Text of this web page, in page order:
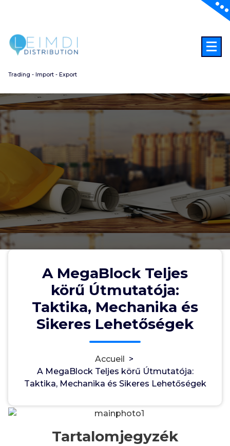
Trading - Import - Export
A MegaBlock Teljes
körű Útmutatója:
Taktika, Mechanika és
Sikeres Lehetőségek
Accueil
>
A MegaBlock Teljes körű Útmutatója:
Taktika, Mechanika és Sikeres Lehetőségek
A MegaBlock Teljes körű
Útmutatója: Taktika, Mechanika
és Sikeres Lehetőségek
myadminuser 29, Mai, 2026
Tartalomjegyzék